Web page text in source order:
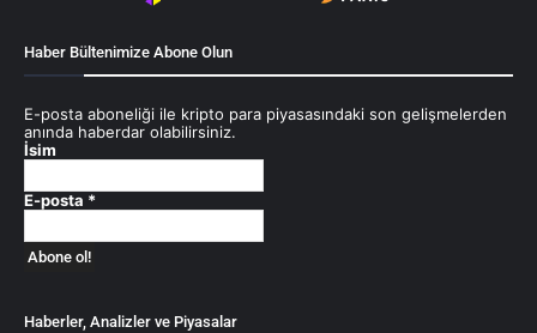
Haber Bültenimize Abone Olun
E-posta aboneliği ile kripto para piyasasındaki son gelişmelerden
anında haberdar olabilirsiniz.
İsim
E-posta *
Haberler, Analizler ve Piyasalar